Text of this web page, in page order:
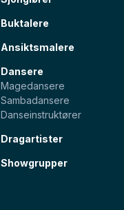
Buktalere
Ansiktsmalere
Dansere
Magedansere
Sambadansere
Danseinstruktører
Dragartister
Showgrupper